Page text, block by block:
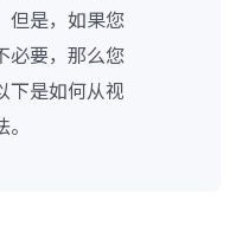
但是，如果您
必要，那么您
下是如何从视